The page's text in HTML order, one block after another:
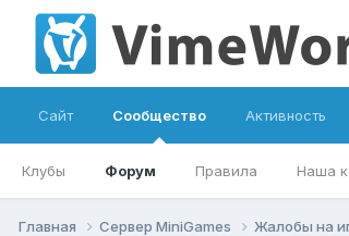
Сайт Сообщество
Клубы Форум Правила Наша
Активность
Главная Сервер MiniGames Жалобы на